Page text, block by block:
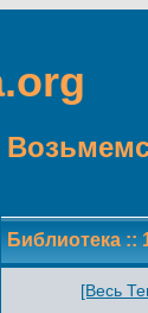
Библиотека ::
[Весь